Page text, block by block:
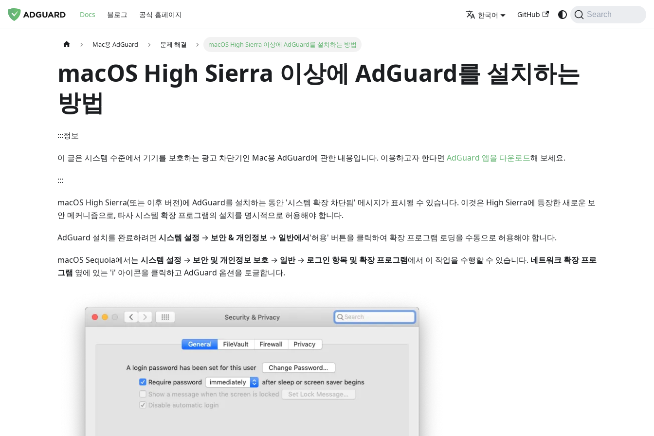
Docs 블로그 공식 홈페이지 한국어 GitHub Search
Mac용 AdGuard 문제 해결 macOS High Sierra 이상에 AdGuard를 설치하는 방법
macOS High Sierra 이상에 AdGuard를 설치하는
방법
:::정보
이 글은 시스템 수준에서 기기를 보호하는 광고 차단기인 Mac용 AdGuard에 관한 내용입니다. 이용하고자 한다면 AdGuard 앱을 다운로드해 보세요.
:::
macOS High Sierra(또는 이후 버전)에 AdGuard를 설치하는 동안 '시스템 확장 차단됨' 메시지가 표시될 수 있습니다. 이것은 High Sierra에 등장한 새로운 보
안 메커니즘으로, 타사 시스템 확장 프로그램의 설치를 명시적으로 허용해야 합니다.
AdGuard 설치를 완료하려면 시스템 설정 → 보안 & 개인정보 → 일반에서'허용' 버튼을 클릭하여 확장 프로그램 로딩을 수동으로 허용해야 합니다.
macOS Sequoia에서는 시스템 설정 → 보안 및 개인정보 보호 → 일반→ 로그인 항목 및 확장 프로그램에서 이 작업을 수행할 수 있습니다. 네트워크 확장 프로
그램 옆에 있는 'i' 아이콘을 클릭하고 AdGuard 옵션을 토글합니다.